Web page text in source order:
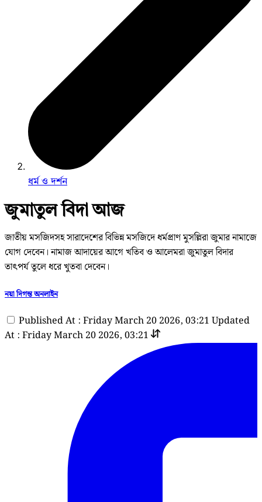
ধর্ম ও দর্শন
জুমাতুল বিদা আজ
জাতীয় মসজিদসহ সারাদেশের বিভিন্ন মসজিদে ধর্মপ্রাণ মুসল্লিরা জুমার নামাজে
যোগ দেবেন। নামাজ আদায়ের আগে খতিব ও আলেমরা জুমাতুল বিদার
তাৎপর্য তুলে ধরে খুতবা দেবেন।
নয়া দিগন্ত অনলাইন
Published At : Friday March 20 2026, 03:21 Updated
At : Friday March 20 2026, 03:21